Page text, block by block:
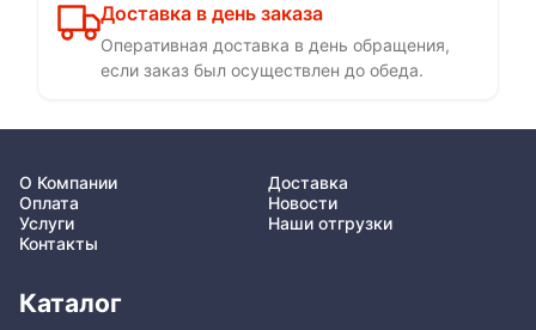
Доставка в день заказа
Оперативная доставка в день обращения,
если заказ был осуществлен до обеда.
О Компании
Доставка
Оплата
Новости
Услуги
Наши отгрузки
Контакты
Каталог